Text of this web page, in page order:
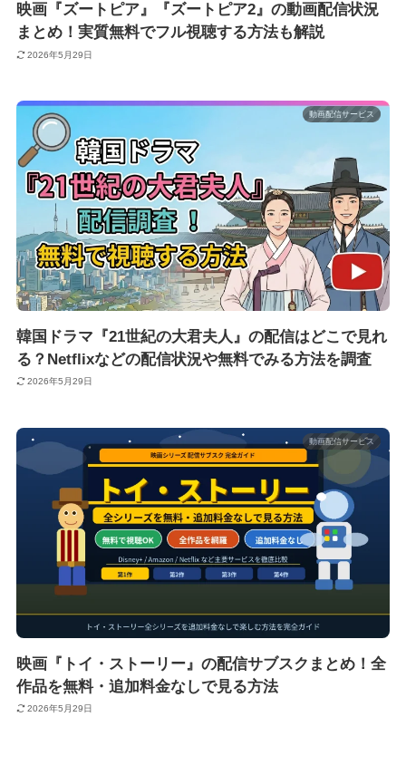
映画『ズートピア』『ズートピア2』の動画配信状況
まとめ！実質無料でフル視聴する方法も解説
2026年5月29日
動画配信サービス
韓国ドラマ『21世紀の大君夫人』の配信はどこで見れ
る？Netflixなどの配信状況や無料でみる方法を調査
2026年5月29日
動画配信サービス
映画『トイ・ストーリー』の配信サブスクまとめ！全
作品を無料・追加料金なしで見る方法
2026年5月29日